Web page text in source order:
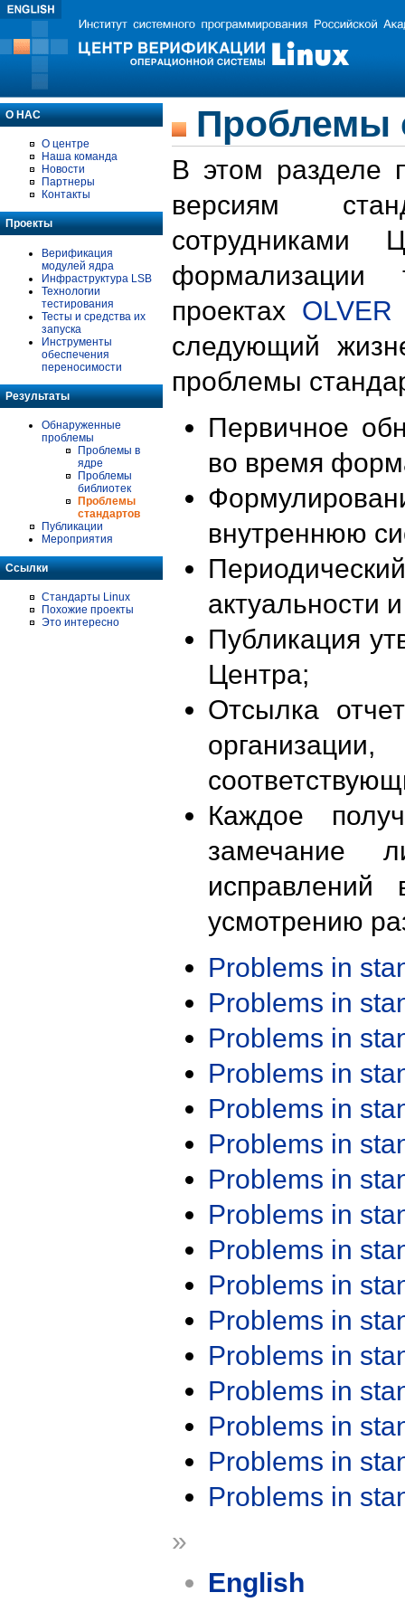
О НАС
О центре
Наша команда
Новости
Партнеры
Контакты
Проекты
Верификация
модулей ядра
Инфраструктура LSB
Технологии
тестирования
Тесты и средства их
запуска
Инструменты
обеспечения
переносимости
Результаты
Обнаруженные
проблемы
Проблемы в
ядре
Проблемы
библиотек
Проблемы
стандартов
Публикации
Мероприятия
Ссылки
Стандарты Linux
Похожие проекты
Это интересно
Проблемы
В этом разделе
версиям
формализации
проектах OLVER
следующий
проблемы
Первичное
во время
внутреннюю
актуальности
Публикация
Центра;
Отсылка
Каждое
замечание
исправлений
усмотрению
Problems in
Problems in
Problems in
Problems in
Problems in
Problems in
Problems in
Problems in
Problems in
Problems in
Problems in
Problems in
Problems in
Problems in
Problems in
Problems in
»
English